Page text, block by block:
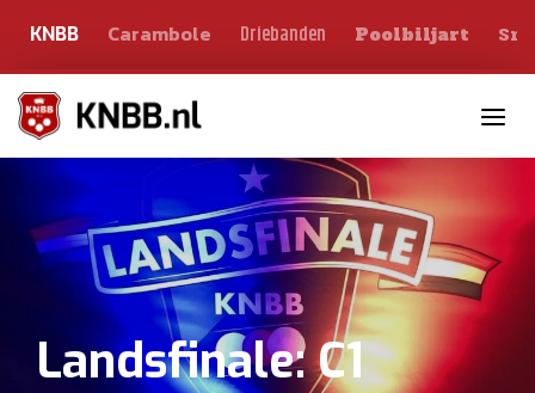
KNBB Carambole Driebanden Poolbiljart
Landsfinale: C1